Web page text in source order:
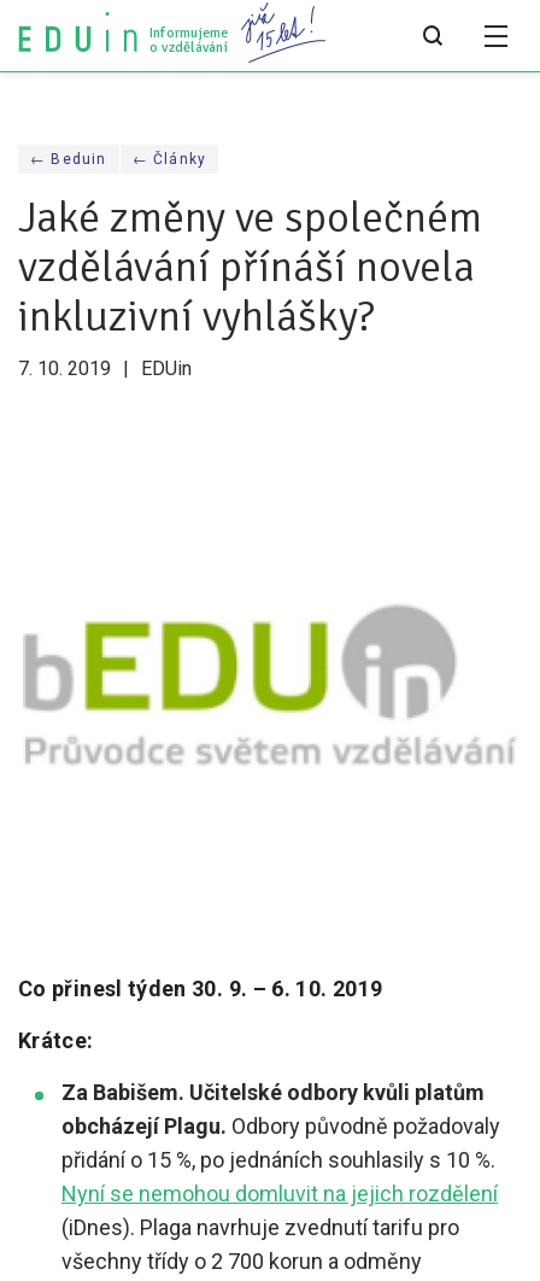
Informujeme
o vzdělávání
Všechny články
Všechny články
Týdeník bEDUin
Analýzy
Audit vzdělávacího systému
Konference Lepší škola
Kápézetka - průvodce pro zřizovatele
← Beduin ← Články
Jaké změny ve společném
vzdělávání přínáší novela
inkluzivní vyhlášky?
7. 10. 2019 EDUin
Co přinesl týden 30. 9. – 6. 10. 2019
Krátce:
Za Babišem. Učitelské odbory kvůli platům
obcházejí Plagu. Odbory původně požadovaly
přidání o 15 %, po jednáních souhlasily s 10 %.
Nyní se nemohou domluvit na jejich rozdělení
(iDnes). Plaga navrhuje zvednutí tarifu pro
všechny třídy o 2 700 korun a odměny